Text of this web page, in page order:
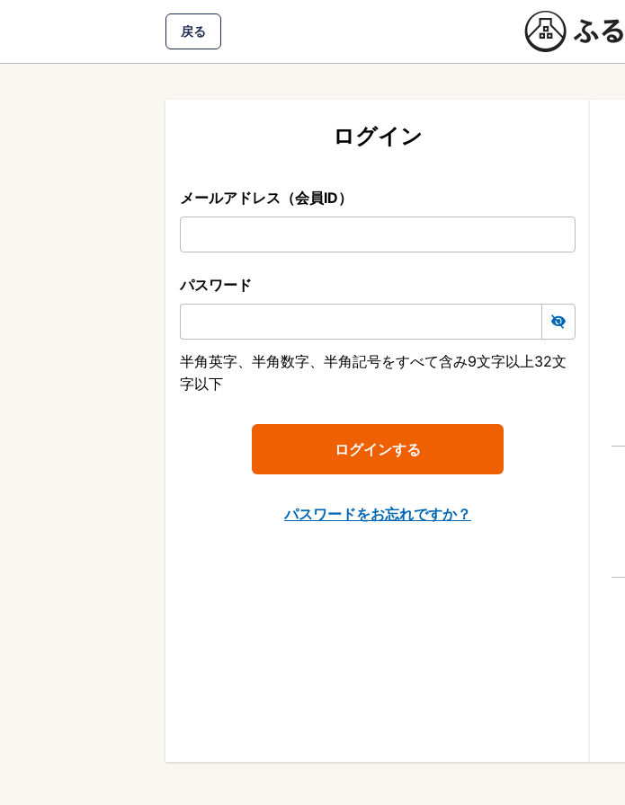
戻る
ログイン
メールアドレス（会員ID）
パスワード
半角英字、半角数字、半角記号をすべて含み9文字以上32文
字以下
パスワードをお忘れですか？